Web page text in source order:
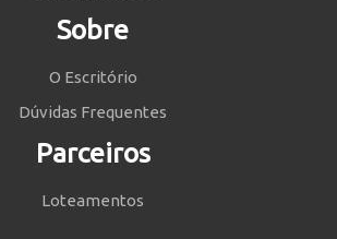
Sobre
O Escritório
Dúvidas Frequentes
Parceiros
Loteamentos